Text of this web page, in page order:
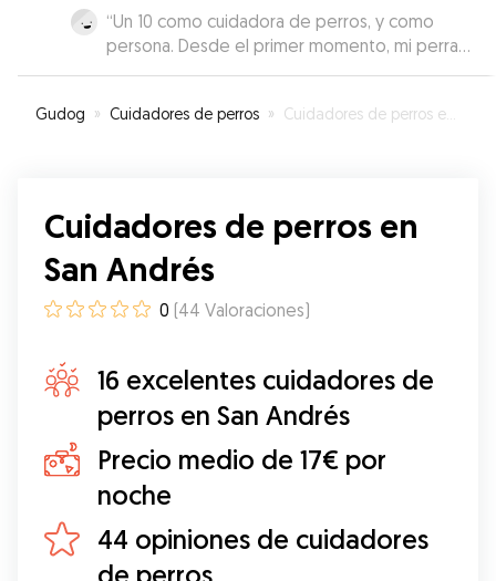
“Un 10 como cuidadora de perros, y como
persona. Desde el primer momento, mi perra
Blue conectó con ella de maravilla y disfrutó
recomendable.”
Gudog » Cuidadores de perros » Cuidadores de perros en San Andrés
Cuidadores de perros en
San Andrés
0 (44 Valoraciones)
16 excelentes cuidadores de
perros en San Andrés
Precio medio de 17€ por
noche
44 opiniones de cuidadores
de perros